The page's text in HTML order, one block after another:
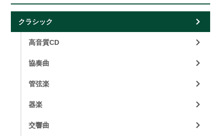
クラシック
高音質CD
協奏曲
管弦楽
器楽
交響曲